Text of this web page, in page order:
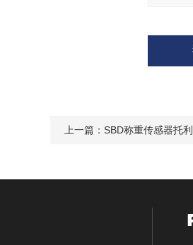
上一篇： SBD称重传感器托